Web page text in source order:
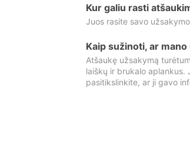
Kur galiu rasti
Juos rasite savo
Kaip sužinoti, ar
Atšaukę užsakymą
laiškų ir brukalo aplankus.
pasitikslinkite, ar ji gavo